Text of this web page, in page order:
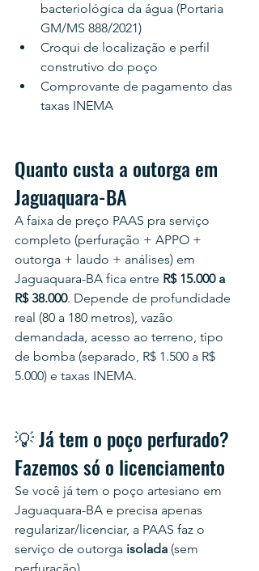
bacteriológica da água (Portaria
GM/MS 888/2021)
Croqui de localização e perfil
construtivo do poço
Comprovante de pagamento das
taxas INEMA
Quanto custa a outorga em
Jaguaquara-BA
A faixa de preço PAAS pra serviço
completo (perfuração + APPO +
outorga + laudo + análises) em
Jaguaquara-BA fica entre R$ 15.000 a
R$ 38.000. Depende de profundidade
real (80 a 180 metros), vazão
demandada, acesso ao terreno, tipo
de bomba (separado, R$ 1.500 a R$
5.000) e taxas INEMA.
💡 Já tem o poço perfurado?
Fazemos só o licenciamento
Se você já tem o poço artesiano em
Jaguaquara-BA e precisa apenas
regularizar/licenciar, a PAAS faz o
serviço de outorga isolada (sem